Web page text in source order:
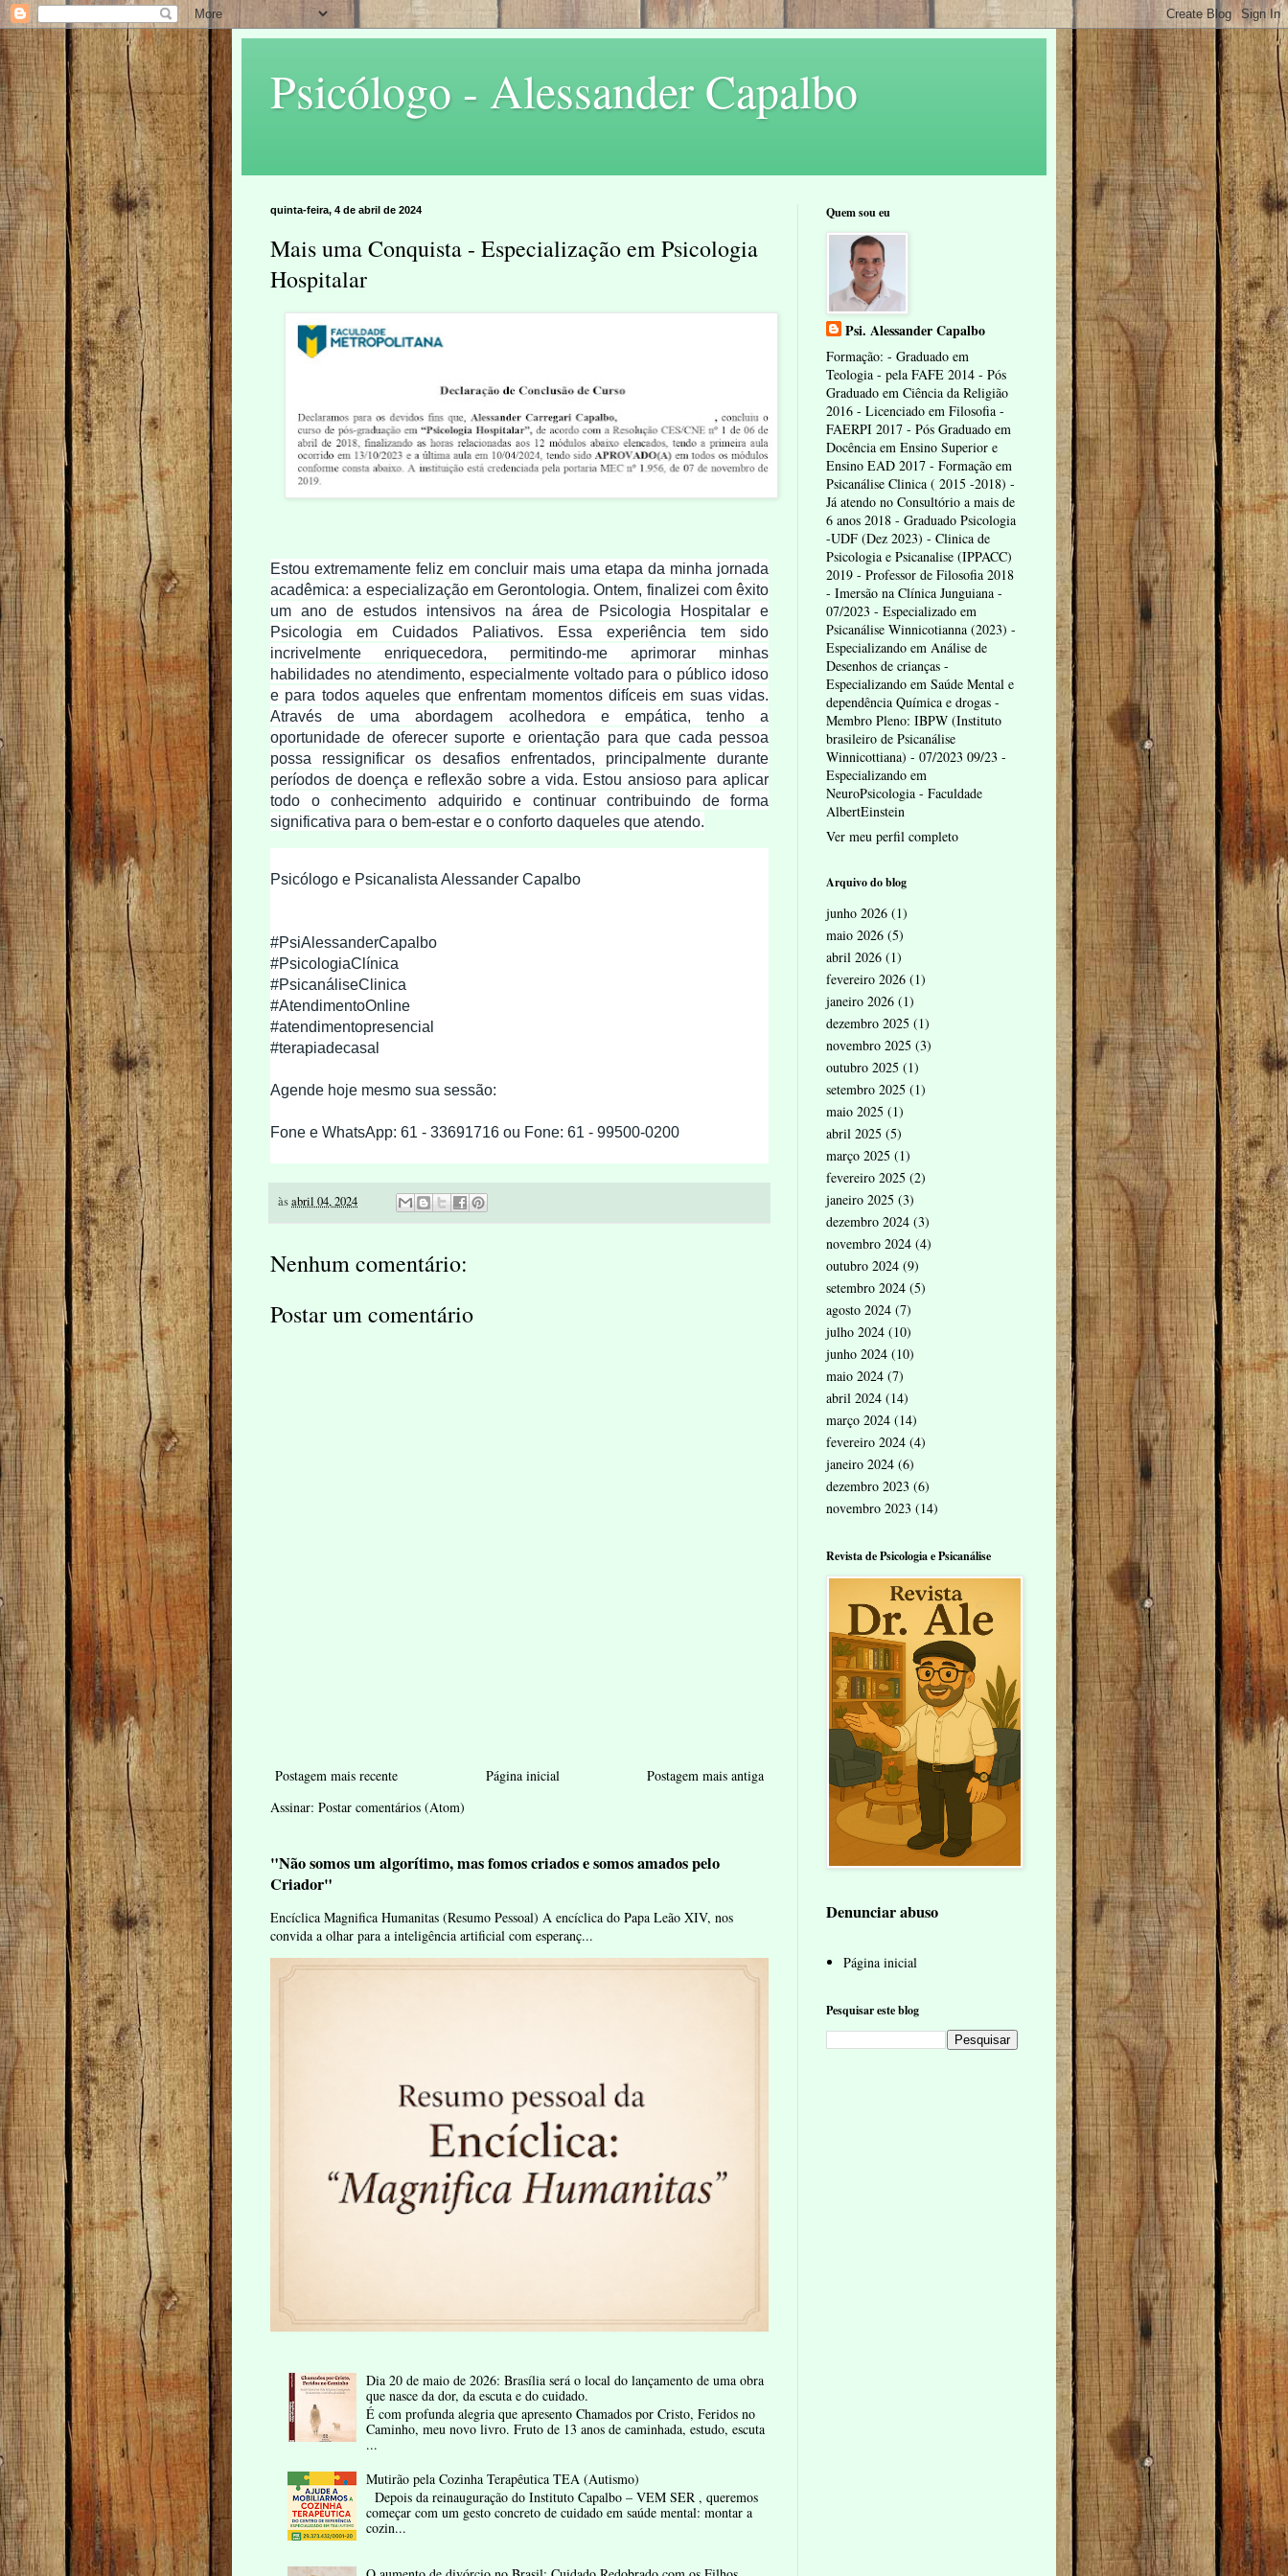
Psicólogo - Alessander Capalbo
quinta-feira, 4 de abril de 2024
Mais uma Conquista - Especialização em Psicologia
Hospitalar
Estou extremamente feliz em concluir mais uma etapa da minha jornada
acadêmica: a especialização em Gerontologia. Ontem, finalizei com êxito
um ano de estudos intensivos na área de Psicologia Hospitalar e
Psicologia em Cuidados Paliativos. Essa experiência tem sido
incrivelmente enriquecedora, permitindo-me aprimorar minhas
habilidades no atendimento, especialmente voltado para o público idoso
e para todos aqueles que enfrentam momentos difíceis em suas vidas.
Através de uma abordagem acolhedora e empática, tenho a
oportunidade de oferecer suporte e orientação para que cada pessoa
possa ressignificar os desafios enfrentados, principalmente durante
períodos de doença e reflexão sobre a vida. Estou ansioso para aplicar
todo o conhecimento adquirido e continuar contribuindo de forma
significativa para o bem-estar e o conforto daqueles que atendo.
Psicólogo e Psicanalista Alessander Capalbo
#PsiAlessanderCapalbo
#PsicologiaClínica
#PsicanáliseClinica
#AtendimentoOnline
#atendimentopresencial
#terapiadecasal
Agende hoje mesmo sua sessão:
Fone e WhatsApp: 61 - 33691716 ou Fone: 61 - 99500-0200
àsabril 04, 2024
Nenhum comentário:
Postar um comentário
Postagem mais recente Postagem mais antiga
Página inicial
Assinar: Postar comentários (Atom)
"Não somos um algorítimo, mas fomos criados e somos amados pelo
Criador"
Encíclica Magnifica Humanitas (Resumo Pessoal) A encíclica do Papa Leão XIV, nos
convida a olhar para a inteligência artificial com esperanç...
Dia 20 de maio de 2026: Brasília será o local do lançamento de uma obra
que nasce da dor, da escuta e do cuidado.
É com profunda alegria que apresento Chamados por Cristo, Feridos no
Caminho, meu novo livro. Fruto de 13 anos de caminhada, estudo, escuta
...
Mutirão pela Cozinha Terapêutica TEA (Autismo)
Depois da reinauguração do Instituto Capalbo – VEM SER , queremos
começar com um gesto concreto de cuidado em saúde mental: montar a
cozin...
Quem sou eu
Psi. Alessander Capalbo
Formação: - Graduado em
Teologia - pela FAFE 2014 - Pós
Graduado em Ciência da Religião
2016 - Licenciado em Filosofia -
FAERPI 2017 - Pós Graduado em
Docência em Ensino Superior e
Ensino EAD 2017 - Formação em
Psicanálise Clinica ( 2015 -2018) -
Já atendo no Consultório a mais de
6 anos 2018 - Graduado Psicologia
-UDF (Dez 2023) - Clinica de
Psicologia e Psicanalise (IPPACC)
2019 - Professor de Filosofia 2018
- Imersão na Clínica Junguiana -
07/2023 - Especializado em
Psicanálise Winnicotianna (2023) -
Especializando em Análise de
Desenhos de crianças -
Especializando em Saúde Mental e
dependência Química e drogas -
Membro Pleno: IBPW (Instituto
brasileiro de Psicanálise
Winnicottiana) - 07/2023 09/23 -
Especializando em
NeuroPsicologia - Faculdade
AlbertEinstein
Ver meu perfil completo
Arquivo do blog
junho 2026 (1)
maio 2026 (5)
abril 2026 (1)
fevereiro 2026 (1)
janeiro 2026 (1)
dezembro 2025 (1)
novembro 2025 (3)
outubro 2025 (1)
setembro 2025 (1)
maio 2025 (1)
abril 2025 (5)
março 2025 (1)
fevereiro 2025 (2)
janeiro 2025 (3)
dezembro 2024 (3)
novembro 2024 (4)
outubro 2024 (9)
setembro 2024 (5)
agosto 2024 (7)
julho 2024 (10)
junho 2024 (10)
maio 2024 (7)
abril 2024 (14)
março 2024 (14)
fevereiro 2024 (4)
janeiro 2024 (6)
dezembro 2023 (6)
novembro 2023 (14)
Revista de Psicologia e Psicanálise
Denunciar abuso
Página inicial
Pesquisar este blog